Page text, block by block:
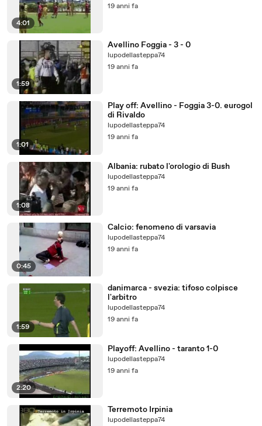
4:01
19 anni fa
1:59
Avellino Foggia - 3 - 0
lupodellasteppa74
19 anni fa
1:01
Play off: Avellino - Foggia 3-0. eurogol
di Rivaldo
lupodellasteppa74
19 anni fa
1:08
Albania: rubato l'orologio di Bush
lupodellasteppa74
19 anni fa
0:45
Calcio: fenomeno di varsavia
lupodellasteppa74
19 anni fa
1:59
danimarca - svezia: tifoso colpisce
l'arbitro
lupodellasteppa74
19 anni fa
2:20
Playoff: Avellino - taranto 1-0
lupodellasteppa74
19 anni fa
Terremoto Irpinia
lupodellasteppa74